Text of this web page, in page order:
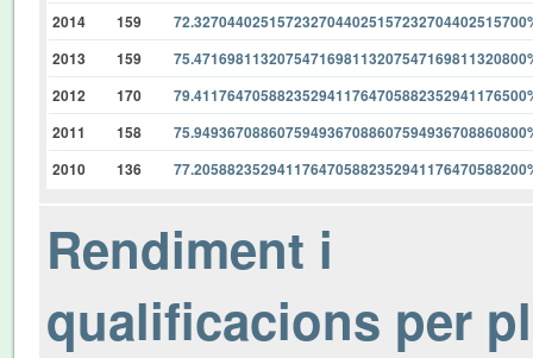
2014
159
2013
159
2012
170
2011
158
2010
136
Rendiment i
qualificacions per